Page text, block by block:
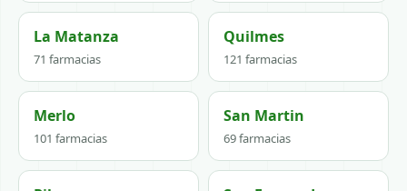
La Matanza
71 farmacias
Quilmes
121 farmacias
Merlo
101 farmacias
San Martin
69 farmacias